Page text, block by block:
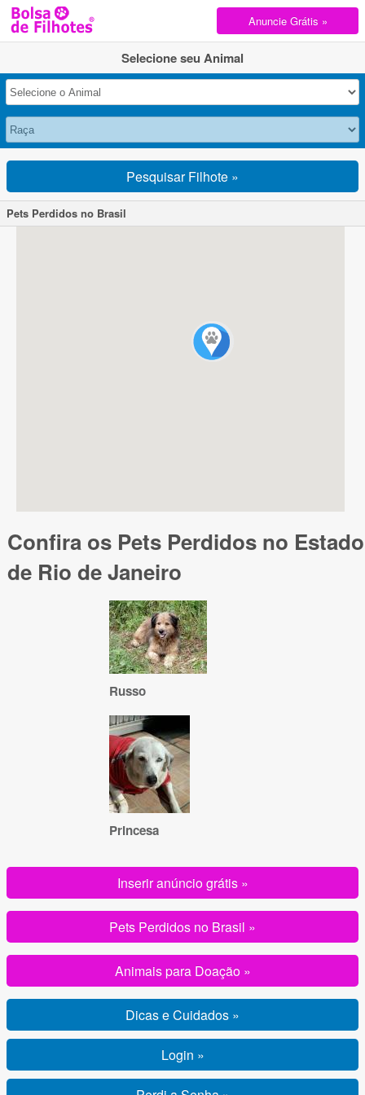
Anuncie Grátis »
Selecione seu Animal
Pesquisar Filhote »
Pets Perdidos no Brasil
Confira os Pets Perdidos no Estado
de Rio de Janeiro
Russo
Princesa
Inserir anúncio grátis »
Pets Perdidos no Brasil »
Animais para Doação »
Dicas e Cuidados »
Login »